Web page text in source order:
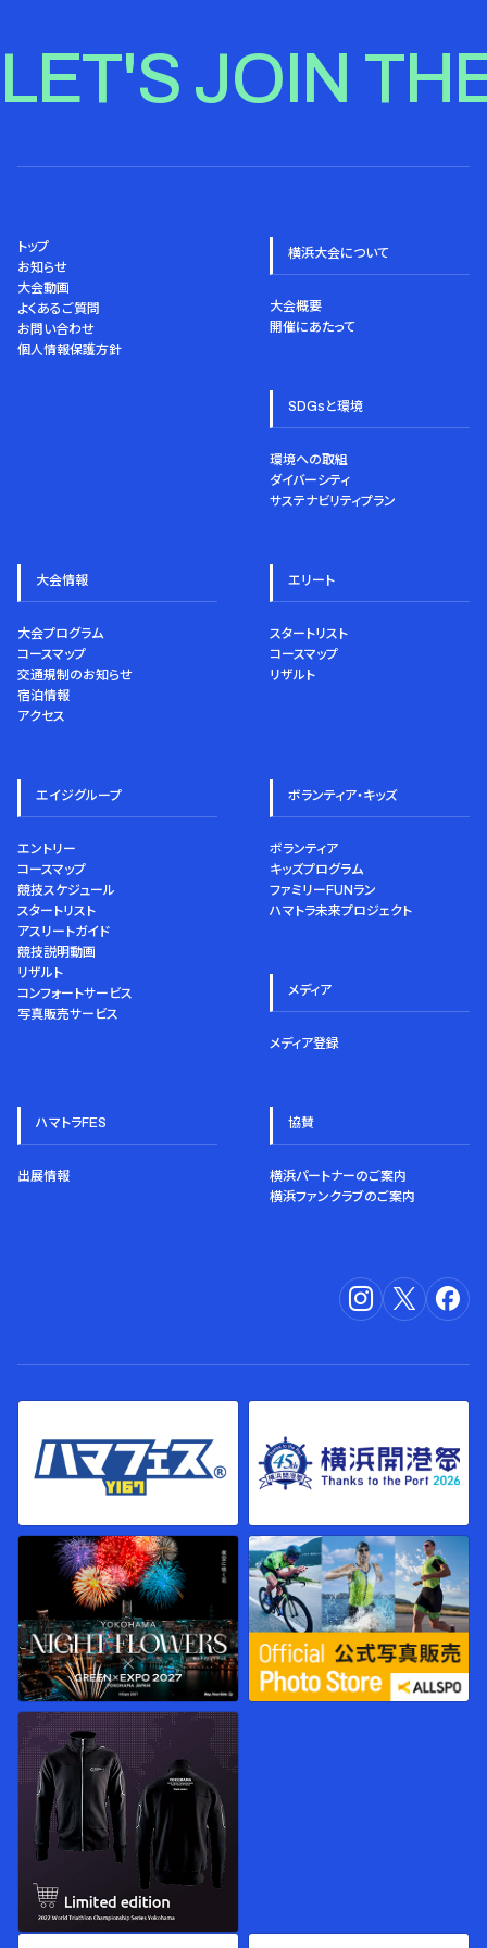
LET'S JOIN
トップ
お知らせ
大会動画
よくあるご質問
お問い合わせ
個人情報保護方針
横浜大会について
大会概要
開催にあたって
SDGsと環境
環境への取組
ダイバーシティ
サステナビリティプラン
大会情報
大会プログラム
コースマップ
交通規制のお知らせ
宿泊情報
アクセス
エリート
スタートリスト
コースマップ
リザルト
エイジグループ
エントリー
コースマップ
競技スケジュール
スタートリスト
アスリートガイド
競技説明動画
リザルト
コンフォートサービス
写真販売サービス
ボランティア・キッズ
ボランティア
キッズプログラム
ファミリーFUNラン
ハマトラ未来プロジェクト
メディア
メディア登録
ハマトラFES
出展情報
協賛
横浜パートナーのご案内
横浜ファンクラブのご案内